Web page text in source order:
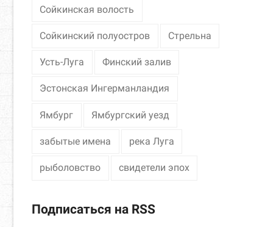
Сойкинская волость
Сойкинский полуостров Стрельна
Усть-Луга Финский залив
Эстонская Ингерманландия
Ямбург Ямбургский уезд
забытые имена река Луга
рыболовство свидетели эпох
Подписаться на RSS